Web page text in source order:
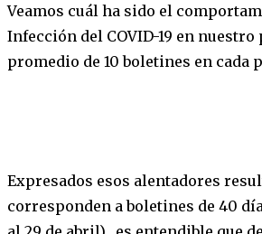
Veamos cuál ha sido el
Infección del COVID-19 en nuestro
promedio de 10 boletines en cada
Expresados esos alentadores
corresponden a boletines de 40